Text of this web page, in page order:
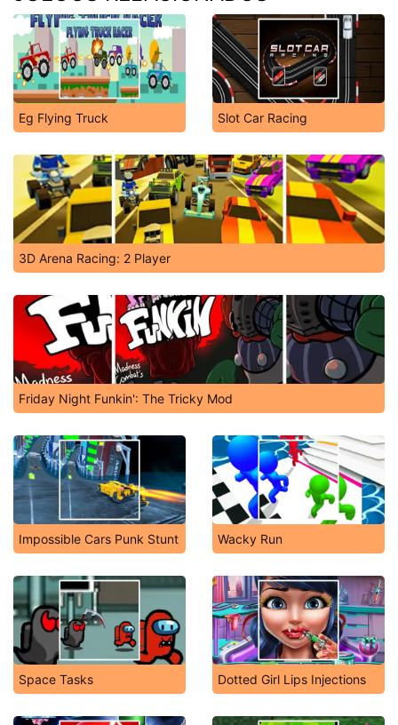
Eg Flying Truck Slot Car Racing
3D Arena Racing: 2 Player
Friday Night Funkin': The Tricky Mod
Impossible Cars Punk Stunt Wacky Run
Space Tasks Dotted Girl Lips Injections